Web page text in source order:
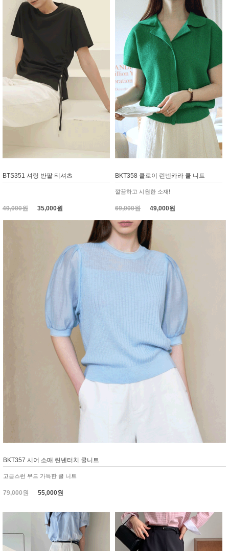
BTS351 셔링 반팔 티셔츠
49,000원35,000원
BKT358 클로이 린넨카라 쿨 니트
깔끔하고 시원한 소재!
69,000원49,000원
BKT357 시어 소매 린넨터치 쿨니트
고급스런 무드 가득한 쿨 니트
79,000원 55,000원